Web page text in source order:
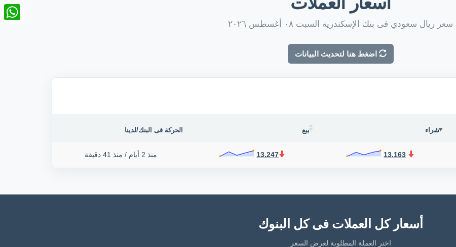
سعر ريال سعودي فى بنك الإسكندرية السبت ٠٨ أغسطس ٢٠٢٦
اضغط هنا لتحديث البيانات
شراء بيع الحركة فى البنك/لدينا
13.163
13.247 منذ 2 أيام / منذ 41 دقيقة
أسعار كل العملات فى كل البنوك
اختر العملة المطلوبة لعرض السعر